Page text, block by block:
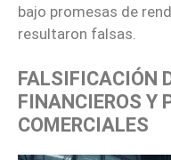
bajo promesas de
resultaron falsas.
FALSIFICACIÓN
FINANCIEROS Y
COMERCIALES